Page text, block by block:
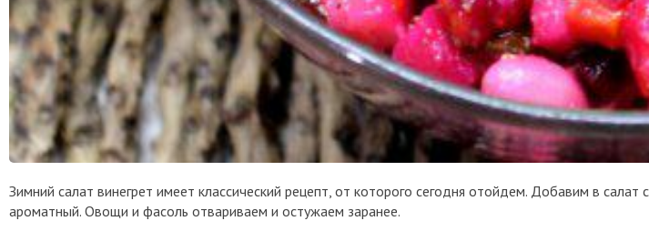
Зимний салат винегрет имеет классический рецепт, от которого сегодня отойдем. Добавим в
ароматный. Овощи и фасоль отвариваем и остужаем заранее.